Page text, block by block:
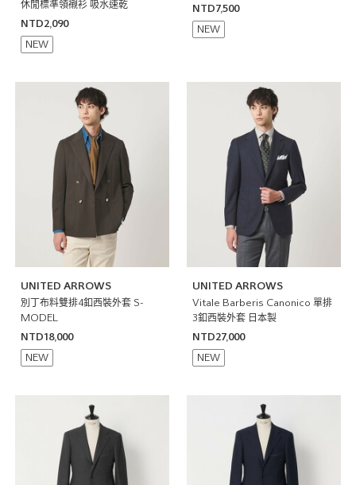
休閒標準領襯衫 吸水速乾
NTD2,090
NEW
NTD7,500
NEW
UNITED ARROWS
別丁布料雙排4釦西裝外套 S-
MODEL
NTD18,000
NEW
UNITED ARROWS
Vitale Barberis Canonico 單排
3釦西裝外套 日本製
NTD27,000
NEW